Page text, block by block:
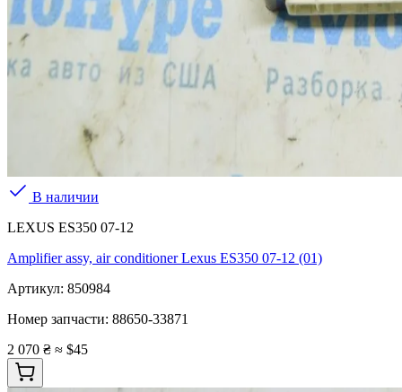
В наличии
LEXUS ES350 07-12
Amplifier assy, air conditioner Lexus ES350 07-12 (01)
Артикул: 850984
Номер запчасти: 88650-33871
2 070 ₴ ≈ $45